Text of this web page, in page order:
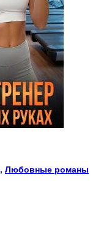
, Любовные романы